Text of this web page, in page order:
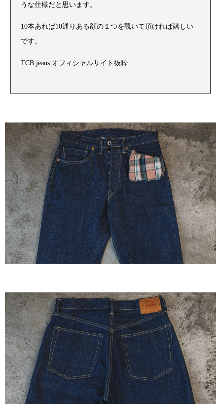
うな仕様だと思います。
10本あれば10通りある顔の１つを覗いて頂ければ嬉しい
です。
TCB jeans オフィシャルサイト抜粋